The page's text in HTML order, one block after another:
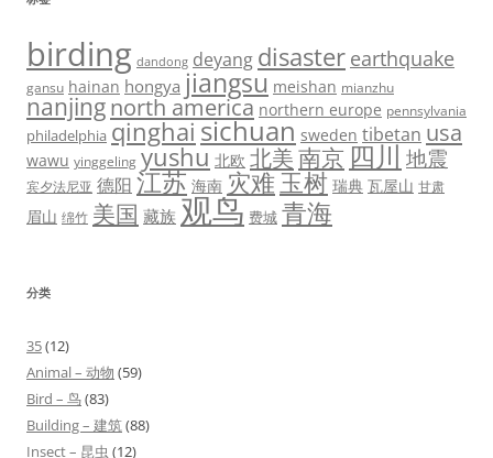
birding dandong deyang disaster earthquake
gansu hainan hongya jiangsu meishan mianzhu
nanjingnorth america northern europe pennsylvania
philadelphia qinghaisichuan sweden tibetan usa
wawu yinggeling yushu 北欧 北美南京 四川 地震
宾夕法尼亚 德阳 江苏 海南 灾难玉树 瑞典 瓦屋山 甘肃
眉山 绵竹 美国 藏族 观鸟 费城 青海
分类
35(12)
Animal – 动物 (59)
Bird – 鸟(83)
Building – 建筑(88)
Insect – 昆虫 (12)